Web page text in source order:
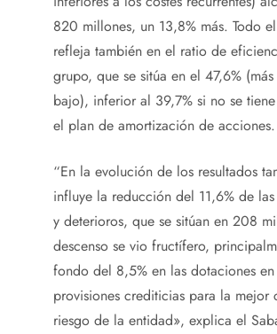
820 millones, un 13,8% más. Todo
refleja también en el ratio de
grupo, que se sitúa en el 47,6%
bajo), inferior al 39,7% si no se
el plan de amortización de acciones.
“En la evolución de los resultados
influye la reducción del 11,6% de
y deterioros, que se sitúan en 208
descenso se vio fructífero,
fondo del 8,5% en las dotaciones en
provisiones crediticias para la mejor
riesgo de la entidad», explica el